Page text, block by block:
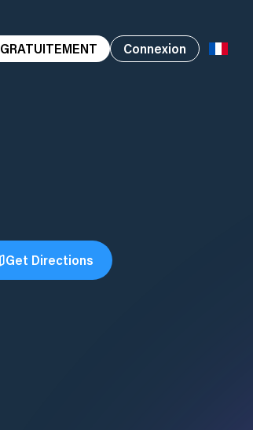
Connexion
Get Directions